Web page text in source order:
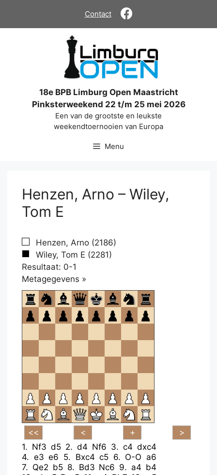
de
Contact
18e BPB Limburg Open Maastricht
Pinksterweekend 22 t/m 25 mei 2026
Een van de grootste en leukste
weekendtoernooien van Europa
Menu
Henzen, Arno – Wiley,
Tom E
Henzen, Arno (2186)
Wiley, Tom E (2281)
Resultaat: 0-1
Metagegevens »
om
te
openen.
1. Nf3 d5 2. d4 Nf6 3. c4 dxc4
4. e3 e6 5. Bxc4 c5 6. O-O a6
7. Qe2 b5 8. Bd3 Nc6 9. a4 b4